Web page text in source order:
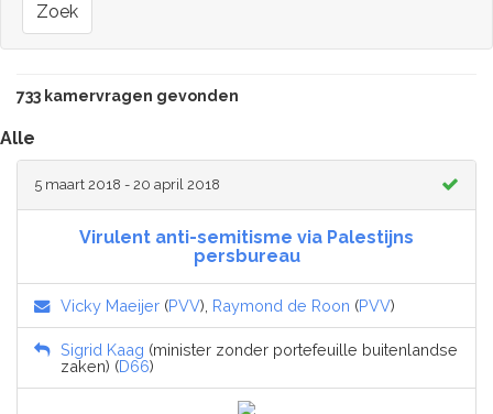
Zoek
733 kamervragen gevonden
Alle
5 maart 2018 - 20 april 2018
Virulent anti-semitisme via Palestijns
persbureau
Vicky Maeijer (PVV), Raymond de Roon (PVV)
Sigrid Kaag (minister zonder portefeuille buitenlandse
zaken) (D66)